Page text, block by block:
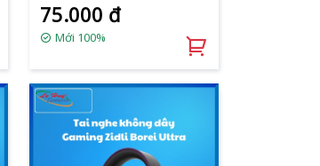
75.000 đ
Mới 100%